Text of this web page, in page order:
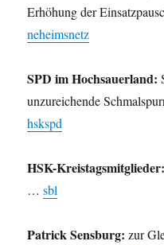
Erhöhung der
neheimsnetz
SPD im Hochsauerland:
unzureichende
hskspd
HSK-
…sbl
Patrick Sensburg: zur